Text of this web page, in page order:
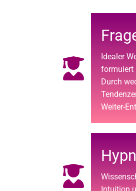
Idealer
formuiert
Durch
Weiter-